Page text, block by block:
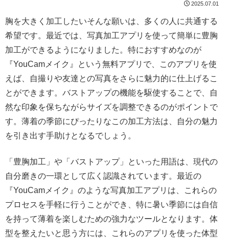
2025.07.01
胸を大きく加工したいそんな願いは、多くの人に共通する
希望です。最近では、写真加工アプリを使って簡単に豊胸
加工ができるようになりました。特におすすめなのが
『YouCamメイク』という無料アプリで、このアプリを使
えば、自撮りや友達との写真をさらに魅力的に仕上げるこ
とができます。バストアップの機能を駆使することで、自
然な印象を保ちながらサイズを調整できるのがポイントで
す。薄着の季節にぴったりなこの加工方法は、自分の魅力
を引き出す手助けとなるでしょう。
「豊胸加工」や「バストアップ」といった用語は、現代の
自分磨きの一環として広く認識されています。最近の
『YouCamメイク』のような写真加工アプリは、これらの
プロセスを手軽に行うことができ、特に暑い季節には自信
を持って薄着を楽しむための強力なツールとなります。体
型を整えたいと思う方には、これらのアプリを使った体型